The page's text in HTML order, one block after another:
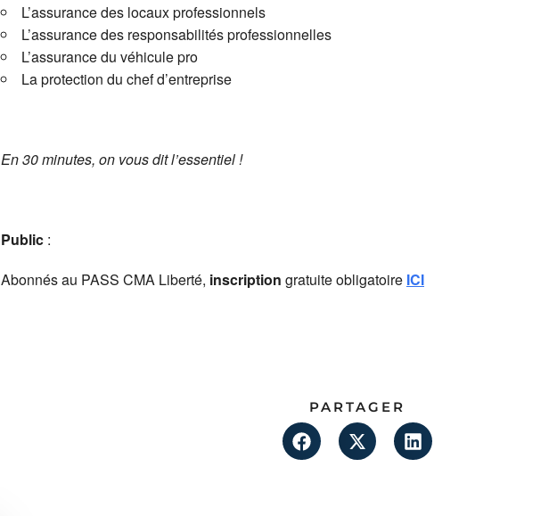
L’assurance des locaux professionnels
L’assurance des responsabilités professionnelles
L’assurance du véhicule pro
La protection du chef d’entreprise
En 30 minutes, on vous dit l’essentiel !
Public :
Abonnés au PASS CMA Liberté, inscription gratuite obligatoire ICI
PARTAGER